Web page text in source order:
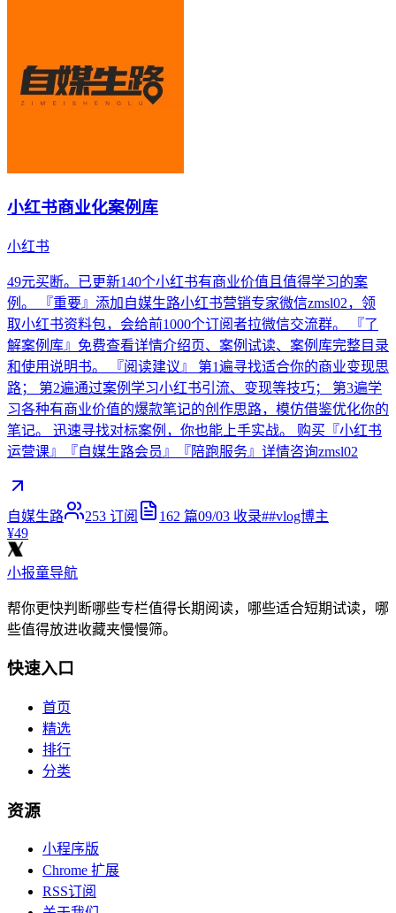
小红书商业化案例库
小红书
49元买断。已更新140个小红书有商业价值且值得学习的案
例。 『重要』添加自媒生路小红书营销专家微信zmsl02，领
取小红书资料包，会给前1000个订阅者拉微信交流群。 『了
解案例库』免费查看详情介绍页、案例试读、案例库完整目录
和使用说明书。 『阅读建议』 第1遍寻找适合你的商业变现思
路； 第2遍通过案例学习小红书引流、变现等技巧； 第3遍学
习各种有商业价值的爆款笔记的创作思路，模仿借鉴优化你的
笔记。 迅速寻找对标案例，你也能上手实战。 购买『小红书
运营课』『自媒生路会员』『陪跑服务』详情咨询zmsl02
自媒生路 253 订阅 162 篇09/03 收录##vlog博主
¥49
小报童导航
帮你更快判断哪些专栏值得长期阅读，哪些适合短期试读，哪
些值得放进收藏夹慢慢筛。
快速入口
首页
精选
排行
分类
资源
小程序版
Chrome 扩展
RSS订阅